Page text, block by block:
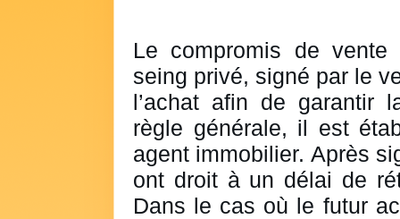
Le compromis de
seing privé, signé par le
l’achat afin de garantir
règle générale, il est
agent immobilier. Après
ont droit à un délai de
Dans le cas où le futur